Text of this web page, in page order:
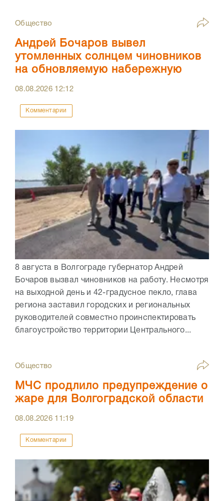
Общество
Андрей Бочаров вывел
утомленных солнцем чиновников
на обновляемую набережную
08.08.2026 12:12
Комментарии
8 августа в Волгограде губернатор Андрей
Бочаров вызвал чиновников на работу. Несмотря
на выходной день и 42-градусное пекло, глава
региона заставил городских и региональных
руководителей совместно проинспектировать
благоустройство территории Центрального...
Общество
МЧС продлило предупреждение о
жаре для Волгоградской области
08.08.2026 11:19
Комментарии